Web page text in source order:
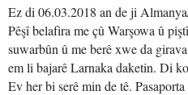
Ez di 06.03.2018 an de ji
Pêşî belafira me çû Warşowa û
suwarbûn û me berê xwe da
em li bajarê Larnaka daketin. Di
Ev her bi serê min de tê.